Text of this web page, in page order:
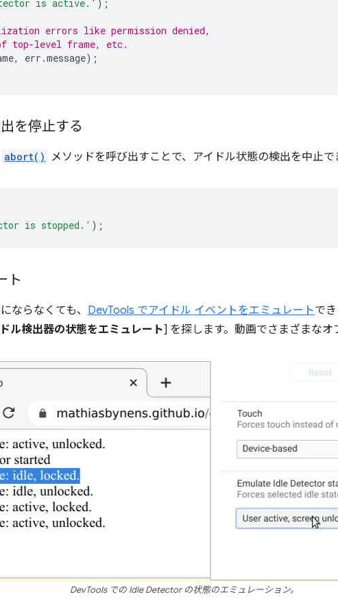
is active.' );
errors like permission denied,
top-level frame, etc.
, err .message);
を停止する
abort() メソッドを呼び出すことで、アイドル状態の検出を中止で
is stopped.' );
ト
ならなくても、 DevTools でアイドル イベントをエミュレートで
ル検出器の状態をエミュレート] を探します。動画でさまざまな
DevTools での Idle Detector の状態のエミュレーション。